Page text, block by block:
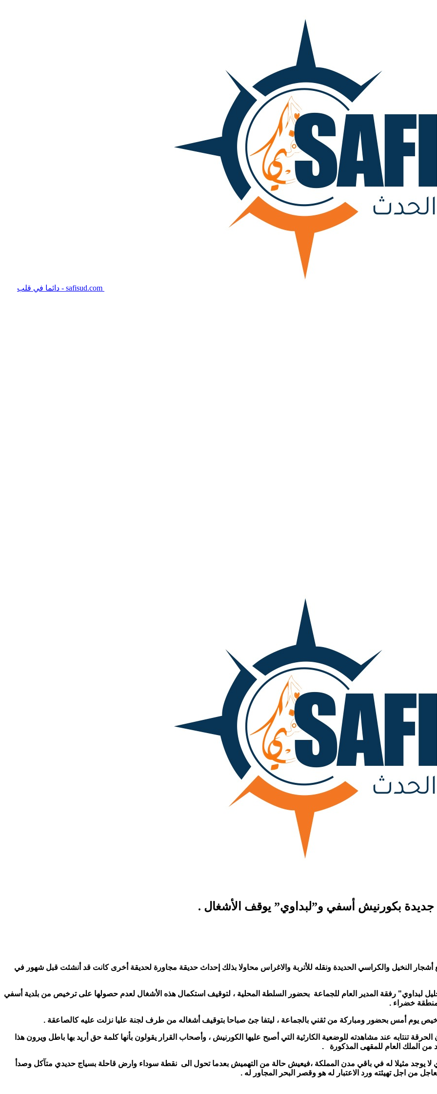
safisud.com - دائما في قلب
بكورنيش أسفي و”لبداوي” يوقف الأشغال .
النخيل والكراسي الحديدة ونقله للأتربة والاغراس محاولا بذلك إحداث حديقة مجاورة لحديقة أخرى كانت قد أنشئت قبل شهور في
لبداوي" رفقة المدير العام للجماعة بحضور السلطة المحلية ، لتوقيف استكمال هذه الأشغال لعدم حصولها على ترخيص من بلدية أسفي
منطقة خضراء .
يوم أمس بحضور ومباركة من ثقني بالجماعة ، ليتفا جئ صباحا بتوقيف أشغاله من طرف لجنة عليا نزلت عليه كالصاعقة .
تنتابه عند مشاهدته للوضعية الكارثية التي أصبح عليها الكورنيش ، وأصحاب القرار يقولون بأنها كلمة حق أريد بها باطل ويرون هذا
الملك العام للمقهى المذكورة .
لا يوجد مثيلا له في باقي مدن المملكة ،فيعيش حالة من التهميش بعدما تحول الى نقطة سوداء وارض قاحلة بسياج حديدي متآكل وصدأ
من اجل تهيئته ورد الاعتبار له هو وقصر البحر المجاور له .